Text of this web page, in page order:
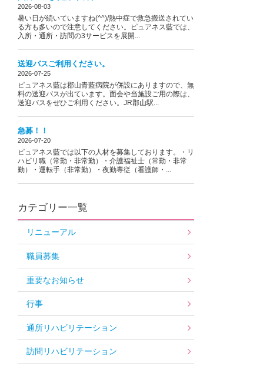
2026-08-03
暑い日が続いていますね(^^)/熱中症で救急搬送されてい
る方も多いので注意してください。ピュアネス藍では、
入所・通所・訪問の3サービスを展開...
送迎バスご利用ください。
2026-07-25
ピュアネス藍は郡山青藍病院が併設にありますので、無
料の送迎バスが出ています。面会や当施設ご用の際は、
送迎バスをぜひご利用ください。JR郡山駅...
急募！！
2026-07-20
ピュアネス藍では以下の人材を募集しております。・リ
ハビリ職（常勤・非常勤）・介護福祉士（常勤・非常
勤）・運転手（非常勤）・夜勤専従（看護師・...
カテゴリー一覧
リニューアル
職員募集
重要なお知らせ
行事
通所リハビリテーション
訪問リハビリテーション